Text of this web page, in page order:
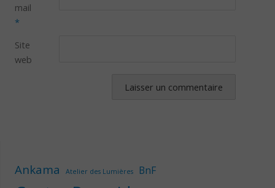
mail
*
Site
web
Ankama Atelier des Lumières BnF